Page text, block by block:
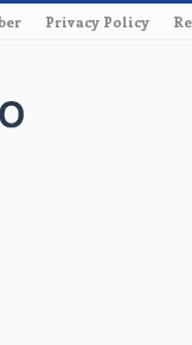
Privacy Policy